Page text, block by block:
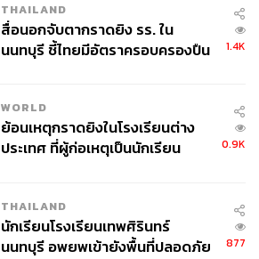
THAILAND
สื่อนอกจับตากราดยิง รร. ใน
นนทบุรี ชี้ไทยมีอัตราครอบครองปืน
1.4K
WORLD
ย้อนเหตุกราดยิงในโรงเรียนต่าง
ประเทศ ที่ผู้ก่อเหตุเป็นนักเรียน
0.9K
THAILAND
นักเรียนโรงเรียนเทพศิรินทร์
นนทบุรี อพยพเข้ายังพื้นที่ปลอดภัย
877